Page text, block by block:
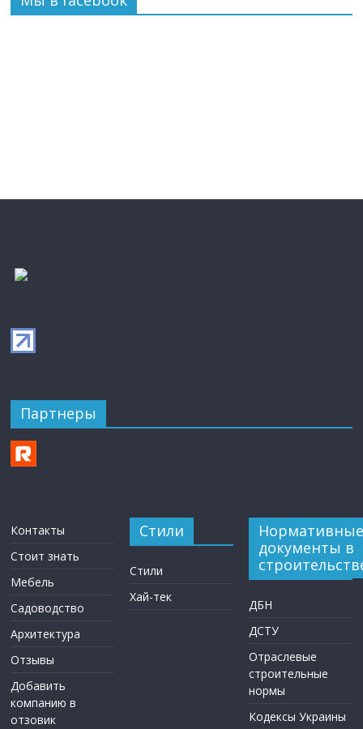
Партнеры
Контакты
Стоит знать
Мебель
Садоводство
Архитектура
Отзывы
Добавить
компанию в
отзовик
Стили
Стили
Хай-тек
Нормативные
документы в
ДБН
ДСТУ
Отраслевые
строительные
нормы
Кодексы Украины